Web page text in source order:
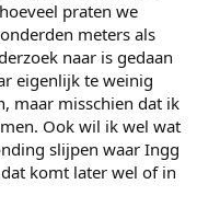
praten we
meters als
naar is gedaan
eigenlijk te weinig
maar misschien dat ik
Ook wil ik wel wat
slijpen waar Ingg
komt later wel of in